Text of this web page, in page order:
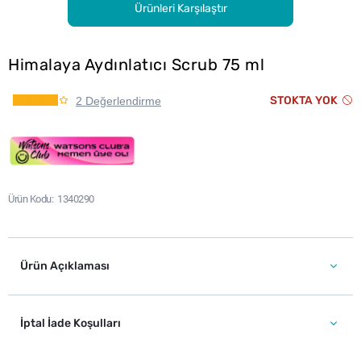
Ürünleri Karşılaştır
Himalaya Aydınlatıcı Scrub 75 ml
2 Değerlendirme STOKTA YOK
Ürün Kodu 1340290
Ürün Açıklaması
İptal İade Koşulları